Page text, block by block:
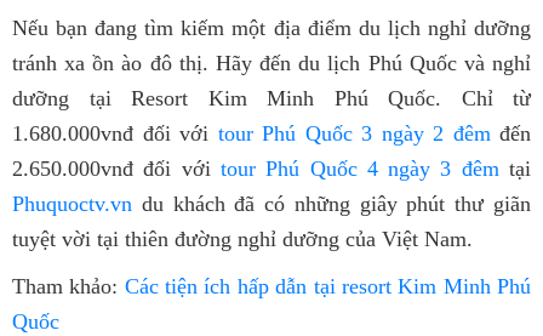
Nếu bạn đang tìm kiếm một địa điểm du lịch nghỉ dưỡng
tránh xa ồn ào đô thị. Hãy đến du lịch Phú Quốc và nghỉ
dưỡng tại Resort Kim Minh Phú Quốc. Chỉ từ
1.680.000vnđ đối với tour Phú Quốc 3 ngày 2 đêmđến
2.650.000vnđ đối với tour Phú Quốc 4 ngày 3 đêmtại
Phuquoctv.vn du khách đã có những giây phút thư giãn
tuyệt vời tại thiên đường nghỉ dưỡng của Việt Nam.
Tham khảo: Các tiện ích hấp dẫn tại resort Kim Minh Phú
Quốc